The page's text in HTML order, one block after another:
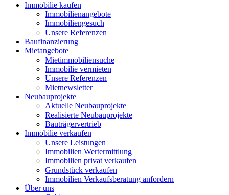
Immobilie kaufen
Immobilienangebote
Immobiliengesuch
Unsere Referenzen
Baufinanzierung
Mietangebote
Mietimmobiliensuche
Immobilie vermieten
Unsere Referenzen
Mietnewsletter
Neubauprojekte
Aktuelle Neubauprojekte
Realisierte Neubauprojekte
Bauträgervertrieb
Immobilie verkaufen
Unsere Leistungen
Immobilien Wertermittlung
Immobilien privat verkaufen
Grundstück verkaufen
Immobilien Verkaufsberatung anfordern
Über uns